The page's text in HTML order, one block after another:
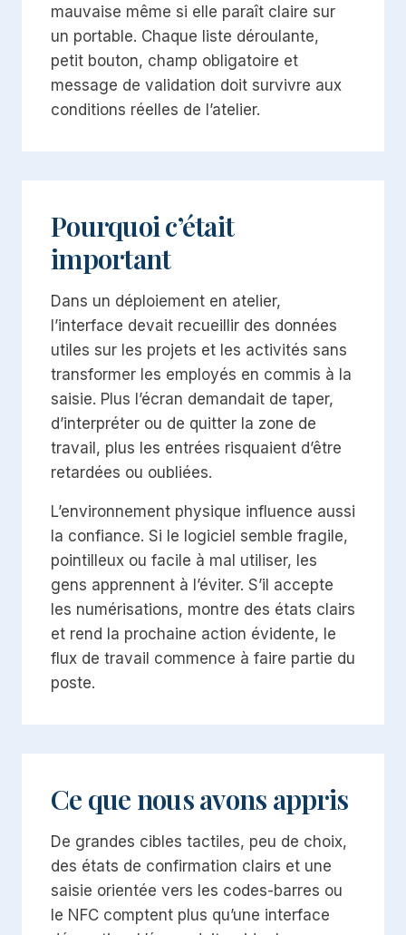
mauvaise même si elle paraît claire sur
un portable. Chaque liste déroulante,
petit bouton, champ obligatoire et
message de validation doit survivre aux
conditions réelles de l’atelier.
Pourquoi c’était
important
Dans un déploiement en atelier,
l’interface devait recueillir des données
utiles sur les projets et les activités sans
transformer les employés en commis à la
saisie. Plus l’écran demandait de taper,
d’interpréter ou de quitter la zone de
travail, plus les entrées risquaient d’être
retardées ou oubliées.
L’environnement physique influence aussi
la confiance. Si le logiciel semble fragile,
pointilleux ou facile à mal utiliser, les
gens apprennent à l’éviter. S’il accepte
les numérisations, montre des états clairs
et rend la prochaine action évidente, le
flux de travail commence à faire partie du
poste.
Ce que nous avons appris
De grandes cibles tactiles, peu de choix,
des états de confirmation clairs et une
saisie orientée vers les codes-barres ou
le NFC comptent plus qu’une interface